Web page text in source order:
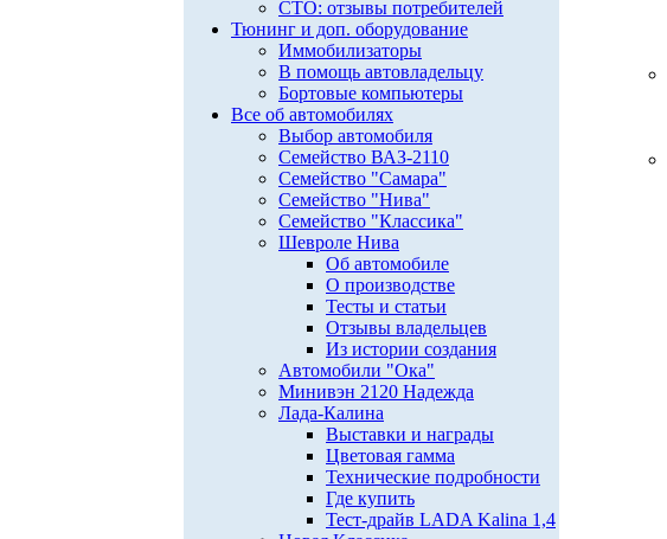
СТО: отзывы потребителей
Тюнинг и доп. оборудование
Иммобилизаторы
В помощь автовладельцу
Бортовые компьютеры
Все об автомобилях
Выбор автомобиля
Семейство ВАЗ-2110
Семейство "Самара"
Семейство "Нива"
Семейство "Классика"
Шевроле Нива
Об автомобиле
О производстве
Тесты и статьи
Отзывы владельцев
Из истории создания
Автомобили "Ока"
Минивэн 2120 Надежда
Лада-Калина
Выставки и награды
Цветовая гамма
Технические подробности
Где купить
Тест-драйв LADA Kalina 1,4